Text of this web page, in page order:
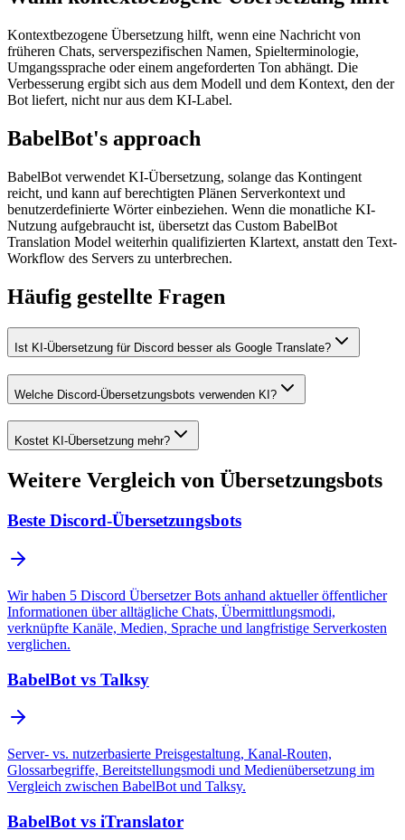
Kontextbezogene Übersetzung hilft, wenn eine Nachricht von
früheren Chats, serverspezifischen Namen, Spielterminologie,
Umgangssprache oder einem angeforderten Ton abhängt. Die
Verbesserung ergibt sich aus dem Modell und dem Kontext, den der
Bot liefert, nicht nur aus dem KI-Label.
BabelBot's approach
BabelBot verwendet KI-Übersetzung, solange das Kontingent
reicht, und kann auf berechtigten Plänen Serverkontext und
benutzerdefinierte Wörter einbeziehen. Wenn die monatliche KI-
Nutzung aufgebraucht ist, übersetzt das Custom BabelBot
Translation Model weiterhin qualifizierten Klartext, anstatt den Text-
Workflow des Servers zu unterbrechen.
Häufig gestellte Fragen
Ist KI-Übersetzung für Discord besser als Google Translate?
Welche Discord-Übersetzungsbots verwenden KI?
Kostet KI-Übersetzung mehr?
Weitere Vergleich von Übersetzungsbots
Beste Discord-Übersetzungsbots
Wir haben 5 Discord Übersetzer Bots anhand aktueller öffentlicher
Informationen über alltägliche Chats, Übermittlungsmodi,
verknüpfte Kanäle, Medien, Sprache und langfristige Serverkosten
verglichen.
BabelBot vs Talksy
Server- vs. nutzerbasierte Preisgestaltung, Kanal-Routen,
Glossarbegriffe, Bereitstellungsmodi und Medienübersetzung im
Vergleich zwischen BabelBot und Talksy.
BabelBot vs iTranslator